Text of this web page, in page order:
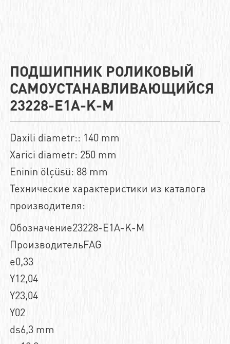
ПОДШИПНИК РОЛИКОВЫЙ
САМОУСТАНАВЛИВАЮЩИЙСЯ
23228-E1A-K-M
Daxili diametr:: 140 mm
Xarici diametr: 250 mm
Eninin ölçüsü: 88 mm
Технические характеристики из каталога
производителя:
Обозначение23228-E1A-K-M
ПроизводительFAG
e0,33
Y12,04
Y23,04
Y02
ds6,3 mm